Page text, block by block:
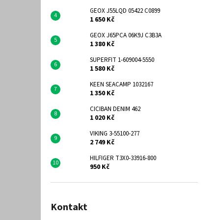
GEOX J55LQD 05422 C0899
1 650 Kč
GEOX J65PCA 06K9J C3B3A
1 380 Kč
SUPERFIT 1-609004-5550
1 580 Kč
KEEN SEACAMP 1032167
1 350 Kč
CICIBAN DENIM 462
1 020 Kč
VIKING 3-55100-277
2 749 Kč
HILFIGER T3X0-33916-800
950 Kč
Kontakt